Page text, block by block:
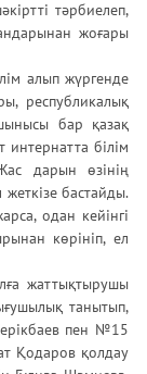
тәрбиелеп,
жоғары
алып жүргенде
республикалық
бар қазақ
білім
дарын өзінің
бастайды.
одан кейінгі
көрініп, ел
жаттықтырушы
танытып,
пен №15
Қодаров қолдау